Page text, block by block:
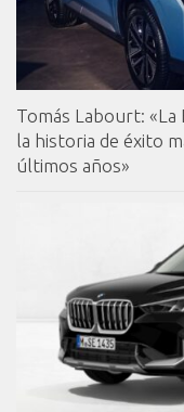
Tomás Labourt:
la historia de éxito
últimos años»